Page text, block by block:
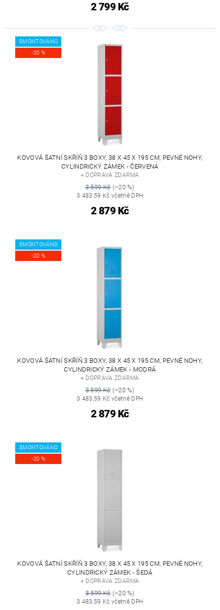
2 799 Kč
SMONTOVÁNO
-20 %
KOVOVÁ ŠATNÍ SKŘÍŇ 3 BOXY, 38 X 45 X 195 CM, PEVNÉ NOHY,
CYLINDRICKÝ ZÁMEK - ČERVENÁ
+ DOPRAVA ZDARMA
3 599 Kč(–20 %)
3 483,59 Kč včetně DPH
2 879 Kč
SMONTOVÁNO
-20 %
KOVOVÁ ŠATNÍ SKŘÍŇ 3 BOXY, 38 X 45 X 195 CM, PEVNÉ NOHY,
CYLINDRICKÝ ZÁMEK - MODRÁ
+ DOPRAVA ZDARMA
3 599 Kč(–20 %)
3 483,59 Kč včetně DPH
2 879 Kč
SMONTOVÁNO
-20 %
KOVOVÁ ŠATNÍ SKŘÍŇ 3 BOXY, 38 X 45 X 195 CM, PEVNÉ NOHY,
CYLINDRICKÝ ZÁMEK - ŠEDÁ
+ DOPRAVA ZDARMA
3 599 Kč(–20 %)
3 483,59 Kč včetně DPH